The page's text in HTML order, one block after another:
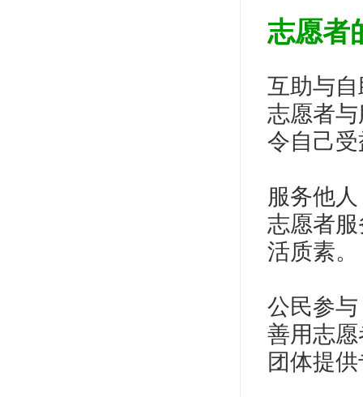
志愿者
互助与自
志愿者
令自己
服务他人
志愿者
活质素。
公民参与
善用志
团体提